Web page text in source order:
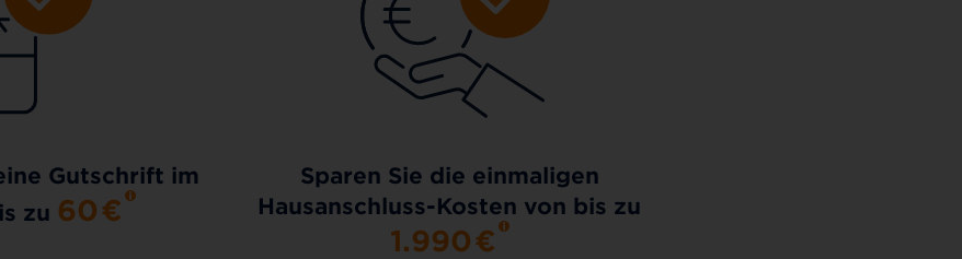
Gutschrift im
zu 60€
Sparen Sie die einmaligen
Hausanschluss-Kosten von bis zu
1.990€